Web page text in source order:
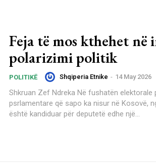
Feja të mos kthehet
polarizimi politik
POLITIKË Shqiperia Etnike - 14 May 2026
Shkruan Zef Ndreka Në fushatën elektorale për zgjedhjet
psrlamentare që sapo ka nisur në Kosovë,
është kandiduar për deputetë edhe një...